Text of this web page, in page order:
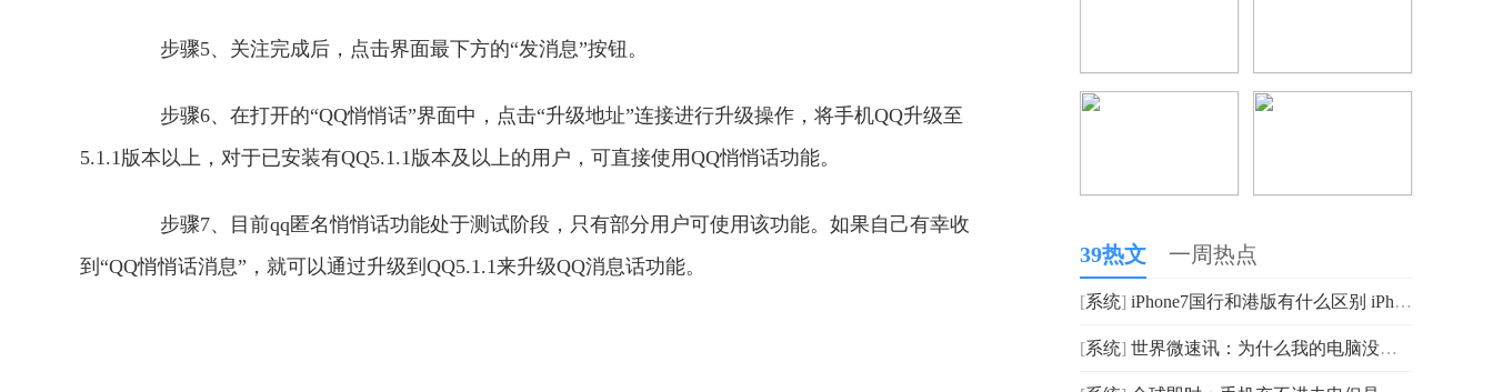
步骤5、关注完成后，点击界面最下方的“发消息”按钮。
步骤6、在打开的“QQ悄悄话”界面中，点击“升级地址”连接进行升级操作，将手机QQ升级至
5.1.1版本以上，对于已安装有QQ5.1.1版本及以上的用户，可直接使用QQ悄悄话功能。
步骤7、目前qq匿名悄悄话功能处于测试阶段，只有部分用户可使用该功能。如果自己有幸收
到“QQ悄悄话消息”，就可以通过升级到QQ5.1.1来升级QQ消息话功能。
39热文 一周热点
[系统] iPhone7国行和港版有什么区别 iPhone7国行和港版哪个好_
[系统] 世界微速讯：为什么我的电脑没声音 解决方法是什么